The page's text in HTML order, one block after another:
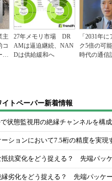
主
コ
27年メモリ市場 DR
AMは逼迫継続、NAN
Dは供給緩和へ
「2031年
ク5倍の可
時代の通信
イトペーパー新着情報
状態監視用の絶縁チャンネルを構
ションにおいて7.5桁の精度を実現
抵抗変化をどう捉える？ 先端パッ
縁劣化をどう捉える？ 先端パッケ